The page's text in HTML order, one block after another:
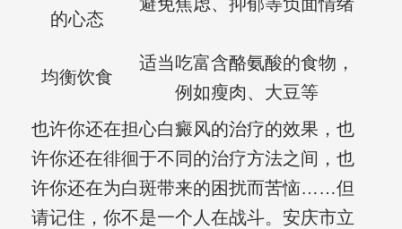
的心态
均衡饮食
适当吃富含酪氨酸的食物，
例如瘦肉、大豆等
也许你还在担心白癜风的治疗的效果，也
许你还在徘徊于不同的治疗方法之间，也
许你还在为白斑带来的困扰而苦恼……但
请记住，你不是一个人在战斗。安庆市立